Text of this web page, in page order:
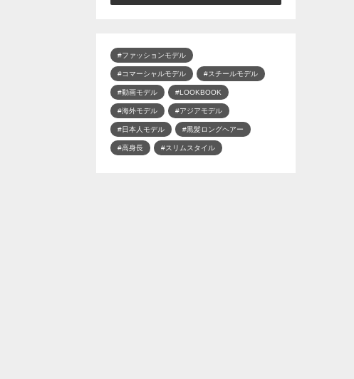
#ファッションモデル
#コマーシャルモデル #スチールモデル
#動画モデル #LOOKBOOK
#海外モデル #アジアモデル
#日本人モデル #黒髪ロングヘアー
#高身長 #スリムスタイル